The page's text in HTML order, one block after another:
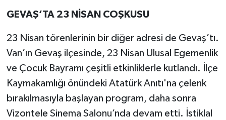
GEVAŞ’TA 23 NİSAN COŞKUSU
23 Nisan törenlerinin bir diğer adresi de Gevaş’tı.
Van’ın Gevaş ilçesinde, 23 Nisan Ulusal Egemenlik
ve Çocuk Bayramı çeşitli etkinliklerle kutlandı. İlçe
Kaymakamlığı önündeki Atatürk Anıtı'na çelenk
bırakılmasıyla başlayan program, daha sonra
Vizontele Sinema Salonu’nda devam etti. İstiklal